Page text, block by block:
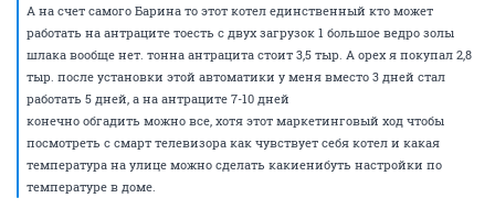
А на счет самого Барина то этот котел единственный кто может
работать на антраците тоесть с двух загрузок 1 большое ведро золы
шлака вообще нет. тонна антрацита стоит 3,5 тыр. А орех я покупал 2,8
тыр. после установки этой автоматики у меня вместо 3 дней стал
работать 5 дней, а на антраците 7-10 дней
конечно обгадить можно все, хотя этот маркетинговый ход чтобы
посмотреть с смарт телевизора как чувствует себя котел и какая
температура на улице можно сделать какиенибуть настройки по
температуре в доме.